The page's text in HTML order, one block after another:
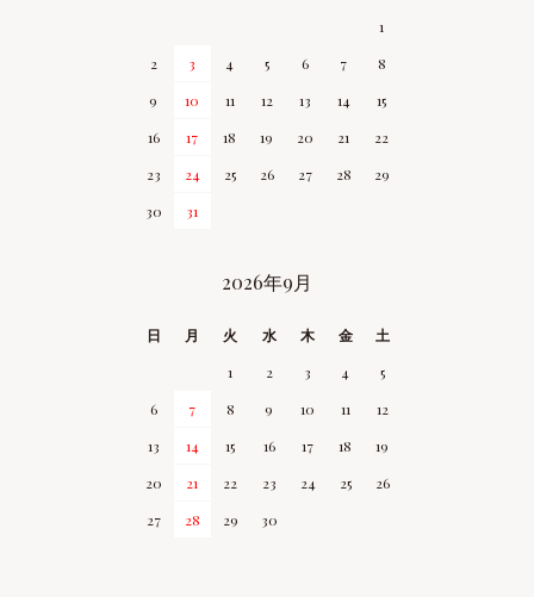
1
2
3 4 5 6 7
8
9
10 11 12 13 14
15
16
17 18 19 20 21
22
23
24 25 26 27 28
29
30
31
2026年9月
日 月 火 水 木 金
土
1
2 3 4
5
6
7 8 9 10 11
12
13
14 15 16 17 18
19
20
21 22 23 24 25
26
27
28 29 30